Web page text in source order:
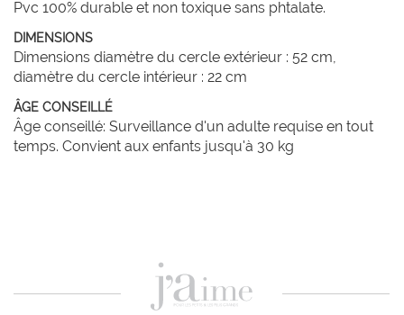
Pvc 100% durable et non toxique sans phtalate.
DIMENSIONS
Dimensions diamètre du cercle extérieur : 52 cm,
diamètre du cercle intérieur : 22 cm
ÂGE CONSEILLÉ
Âge conseillé: Surveillance d'un adulte requise en tout
temps. Convient aux enfants jusqu'à 30 kg